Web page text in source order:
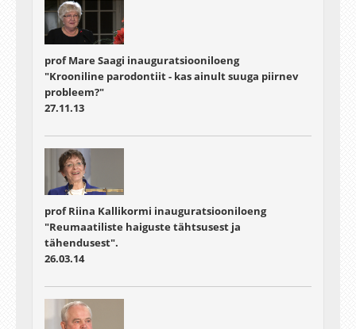
prof Mare Saagi inauguratsiooniloeng
"Krooniline parodontiit - kas ainult suuga piirnev
probleem?"
27.11.13
prof Riina Kallikormi inauguratsiooniloeng
"Reumaatiliste haiguste tähtsusest ja
tähendusest".
26.03.14